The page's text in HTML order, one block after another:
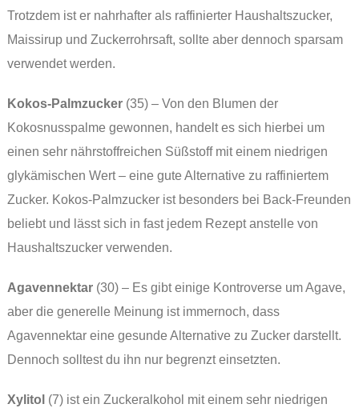
Trotzdem ist er nahrhafter als raffinierter Haushaltszucker,
Maissirup und Zuckerrohrsaft, sollte aber dennoch sparsam
verwendet werden.
Kokos-Palmzucker(35) – Von den Blumen der
Kokosnusspalme gewonnen, handelt es sich hierbei um
einen sehr nährstoffreichen Süßstoff mit einem niedrigen
glykämischen Wert – eine gute Alternative zu raffiniertem
Zucker. Kokos-Palmzucker ist besonders bei Back-Freunden
beliebt und lässt sich in fast jedem Rezept anstelle von
Haushaltszucker verwenden.
Agavennektar(30) – Es gibt einige Kontroverse um Agave,
aber die generelle Meinung ist immernoch, dass
Agavennektar eine gesunde Alternative zu Zucker darstellt.
Dennoch solltest du ihn nur begrenzt einsetzten.
Xylitol (7) ist ein Zuckeralkohol mit einem sehr niedrigen